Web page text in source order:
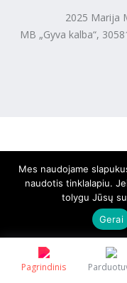
Pagrindinis
2025 Marija
MB „Gyva kalba“,
Mes naudojame
naudotis tinklalapiu.
tolygu Jūsų
Gerai